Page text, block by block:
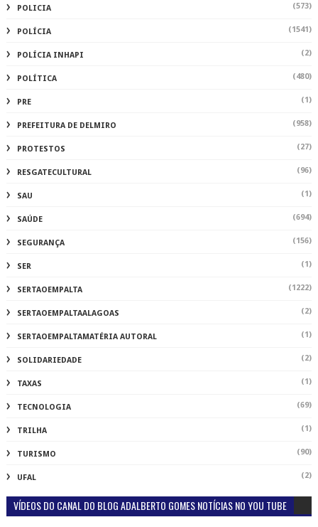
POLICIA (573)
POLÍCIA (1541)
POLÍCIA INHAPI (2)
POLÍTICA (480)
PRE (1)
PREFEITURA DE DELMIRO (958)
PROTESTOS (27)
RESGATECULTURAL (96)
SAU (1)
SAÚDE (694)
SEGURANÇA (156)
SER (1)
SERTAOEMPALTA (1222)
SERTAOEMPALTAALAGOAS (2)
SERTAOEMPALTAMATÉRIA AUTORAL (1)
SOLIDARIEDADE (2)
TAXAS (1)
TECNOLOGIA (69)
TRILHA (1)
TURISMO (90)
UFAL (2)
VÍDEOS DO CANAL DO BLOG ADALBERTO GOMES NOTÍCIAS NO YOU TUBE